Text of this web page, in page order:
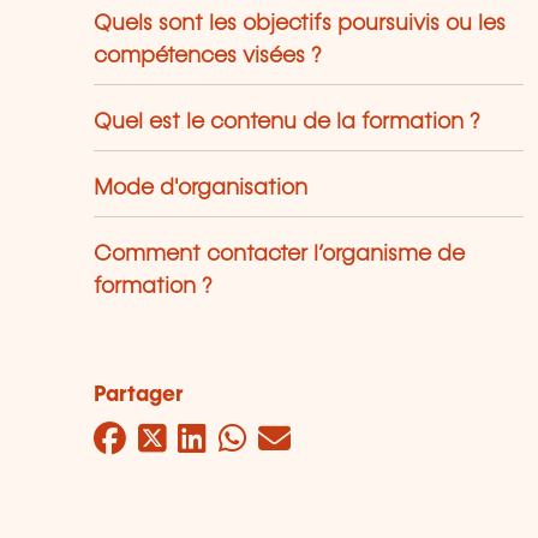
Quels sont les objectifs poursuivis ou les
compétences visées ?
Quel est le contenu de la formation ?
Mode d'organisation
Comment contacter l’organisme de
formation ?
Partager
Facebook
Twitter
LinkedIn
WhatsApp
Mail